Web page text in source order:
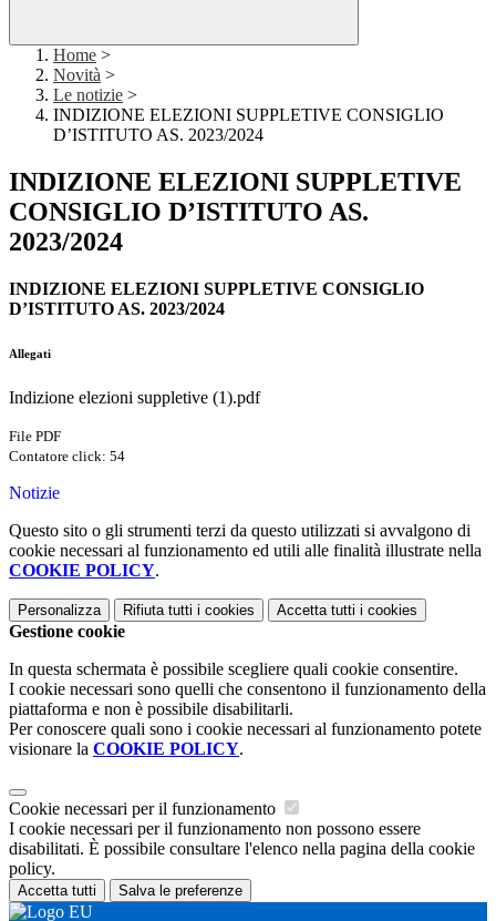
Home >
Novità >
Le notizie >
INDIZIONE ELEZIONI SUPPLETIVE CONSIGLIO
D’ISTITUTO AS. 2023/2024
INDIZIONE ELEZIONI SUPPLETIVE
CONSIGLIO D’ISTITUTO AS.
2023/2024
INDIZIONE ELEZIONI SUPPLETIVE CONSIGLIO
D’ISTITUTO AS. 2023/2024
Allegati
Indizione elezioni suppletive (1).pdf
File PDF
Contatore click: 54
Notizie
Questo sito o gli strumenti terzi da questo utilizzati si avvalgono di
cookie necessari al funzionamento ed utili alle finalità illustrate nella
COOKIE POLICY.
Personalizza Rifiuta tutti i cookies Accetta tutti i cookies
Gestione cookie
In questa schermata è possibile scegliere quali cookie consentire.
I cookie necessari sono quelli che consentono il funzionamento della
piattaforma e non è possibile disabilitarli.
Per conoscere quali sono i cookie necessari al funzionamento potete
visionare la COOKIE POLICY.
Cookie necessari per il funzionamento
I cookie necessari per il funzionamento non possono essere
disabilitati. È possibile consultare l'elenco nella pagina della cookie
policy.
Accetta tutti Salva le preferenze